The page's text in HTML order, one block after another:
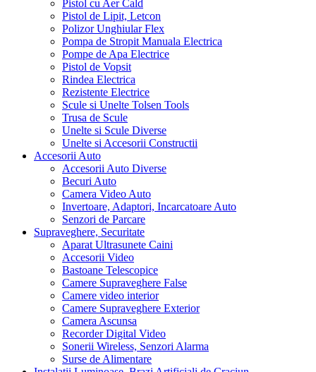
Pistol cu Aer Cald
Pistol de Lipit, Letcon
Polizor Unghiular Flex
Pompa de Stropit Manuala Electrica
Pompe de Apa Electrice
Pistol de Vopsit
Rindea Electrica
Rezistente Electrice
Scule si Unelte Tolsen Tools
Trusa de Scule
Unelte si Scule Diverse
Unelte si Accesorii Constructii
Accesorii Auto
Accesorii Auto Diverse
Becuri Auto
Camera Video Auto
Invertoare, Adaptori, Incarcatoare Auto
Senzori de Parcare
Supraveghere, Securitate
Aparat Ultrasunete Caini
Accesorii Video
Bastoane Telescopice
Camere Supraveghere False
Camere video interior
Camere Supraveghere Exterior
Camera Ascunsa
Recorder Digital Video
Sonerii Wireless, Senzori Alarma
Surse de Alimentare